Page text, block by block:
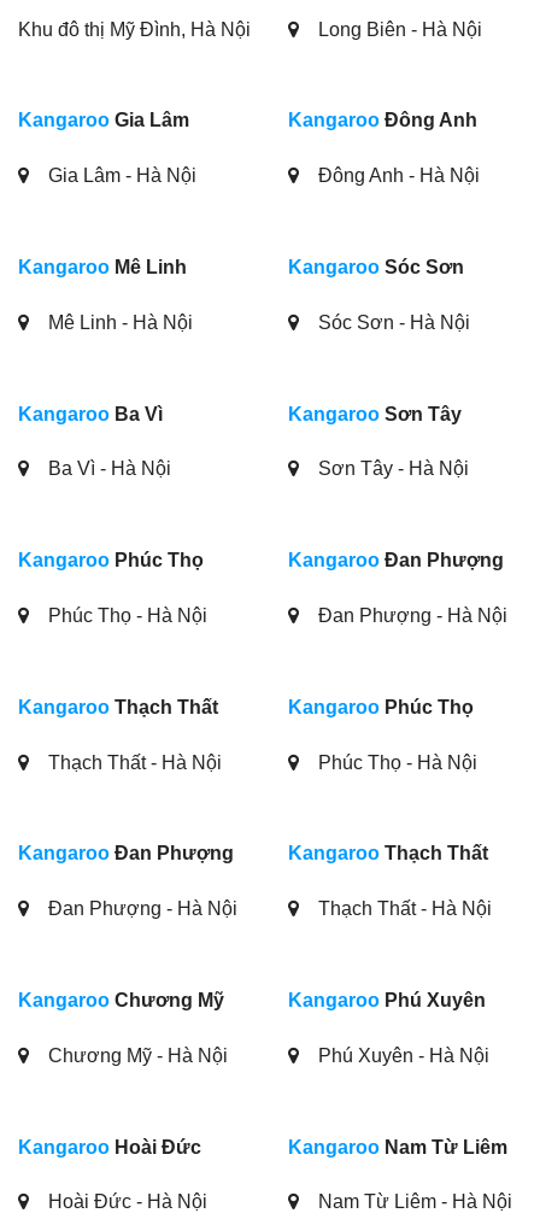
Khu đô thị Mỹ Đình, Hà Nội Long Biên - Hà Nội
Kangaroo Gia Lâm
Gia Lâm - Hà Nội
Kangaroo Đông Anh
Đông Anh - Hà Nội
Kangaroo Mê Linh
Mê Linh - Hà Nội
Kangaroo Sóc Sơn
Sóc Sơn - Hà Nội
Kangaroo Ba Vì
Ba Vì - Hà Nội
Kangaroo Sơn Tây
Sơn Tây - Hà Nội
Kangaroo Phúc Thọ
Phúc Thọ - Hà Nội
Kangaroo Đan Phượng
Đan Phượng - Hà Nội
Kangaroo Thạch Thất
Thạch Thất - Hà Nội
Kangaroo Phúc Thọ
Phúc Thọ - Hà Nội
Kangaroo Đan Phượng
Đan Phượng - Hà Nội
Kangaroo Thạch Thất
Thạch Thất - Hà Nội
Kangaroo Chương Mỹ
Chương Mỹ - Hà Nội
Kangaroo Phú Xuyên
Phú Xuyên - Hà Nội
Kangaroo Hoài Đức
Hoài Đức - Hà Nội
Kangaroo Nam Từ Liêm
Nam Từ Liêm - Hà Nội